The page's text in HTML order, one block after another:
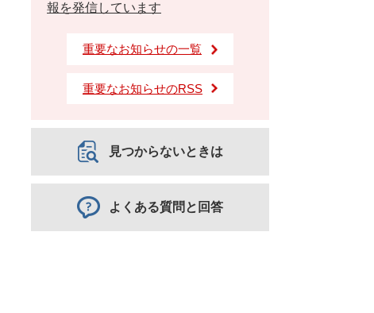
報を発信しています
重要なお知らせの一覧
重要なお知らせのRSS
見つからないときは
よくある質問と回答